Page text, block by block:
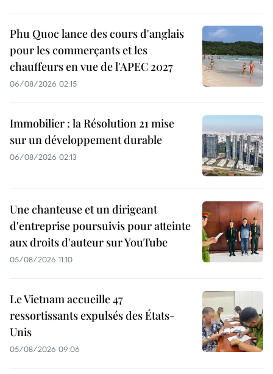
Phu Quoc lance des cours d'anglais
pour les commerçants et les
chauffeurs en vue de l'APEC 2027
06/08/2026 02:15
Immobilier : la Résolution 21 mise
sur un développement durable
06/08/2026 02:13
Une chanteuse et un dirigeant
d'entreprise poursuivis pour atteinte
aux droits d'auteur sur YouTube
05/08/2026 11:10
Le Vietnam accueille 47
ressortissants expulsés des États-
Unis
05/08/2026 09:06